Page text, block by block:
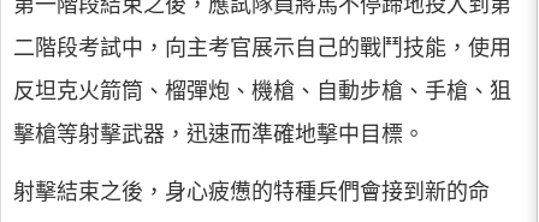
第一階段結束之後，應試隊員將馬不停蹄地投入到第
二階段考試中，向主考官展示自己的戰鬥技能，使用
反坦克火箭筒、榴彈炮、機槍、自動步槍、手槍、狙
擊槍等射擊武器，迅速而準確地擊中目標。
射擊結束之後，身心疲憊的特種兵們會接到新的命